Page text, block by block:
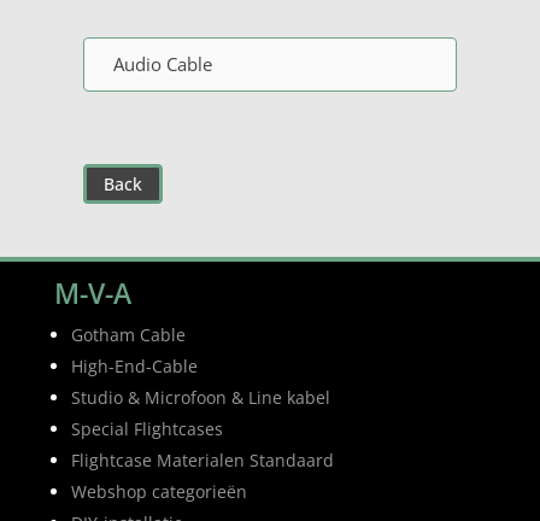
€33,00
Audio Cable
Back
M-V-A
Gotham Cable
High-End-Cable
Studio & Microfoon & Line kabel
Special Flightcases
Flightcase Materialen Standaard
Webshop categorieën